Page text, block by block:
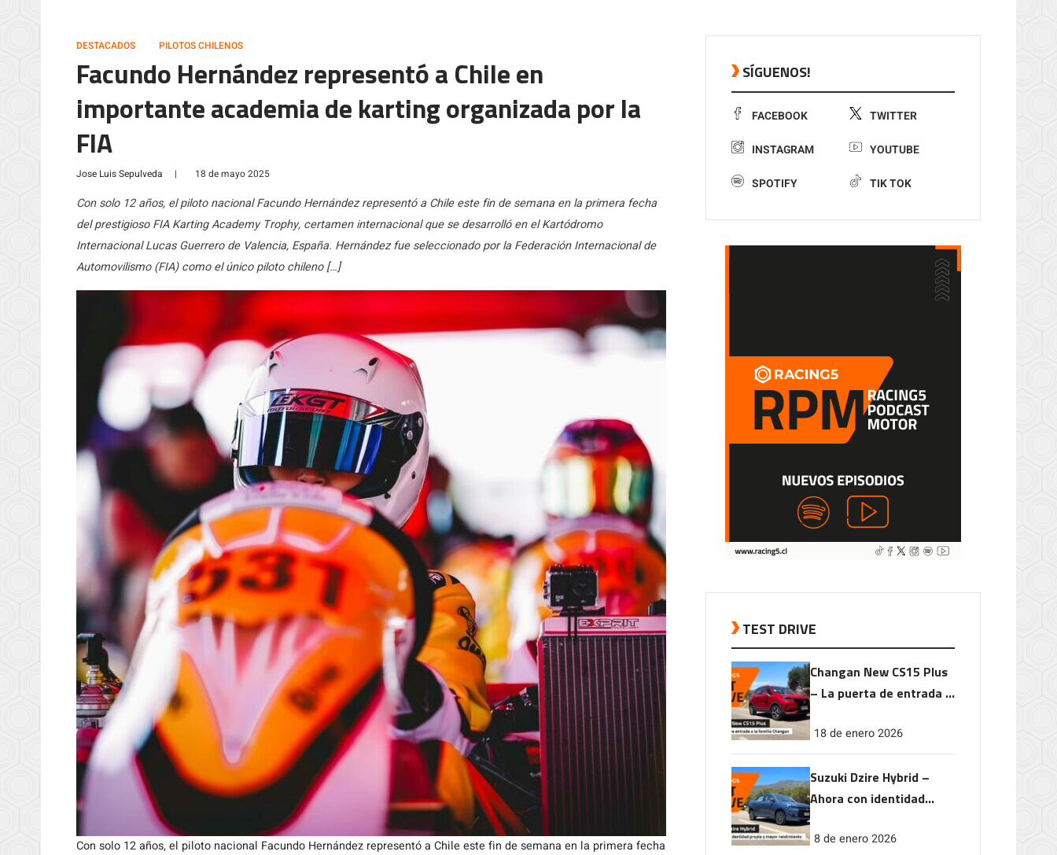
DESTACADOS PILOTOS CHILENOS
Facundo Hernández representó a Chile en
importante academia de karting organizada por la
FIA
Jose Luis Sepulveda | 18 de mayo 2025
Con solo 12 años, el piloto nacional Facundo Hernández representó a Chile este fin de semana en la primera fecha
del prestigioso FIA Karting Academy Trophy, certamen internacional que se desarrolló en el Kartódromo
Internacional Lucas Guerrero de Valencia, España. Hernández fue seleccionado por la Federación Internacional de
Automovilismo (FIA) como el único piloto chileno […]
Con solo 12 años, el piloto nacional Facundo Hernández representó a Chile este fin de semana en la primera fecha
SÍGUENOS!
FACEBOOK TWITTER
INSTAGRAM YOUTUBE
SPOTIFY TIK TOK
TEST DRIVE
Changan New CS15 Plus
– La puerta de entrada a
18 de enero 2026
Suzuki Dzire Hybrid –
Ahora con identidad
rendimiento
8 de enero 2026